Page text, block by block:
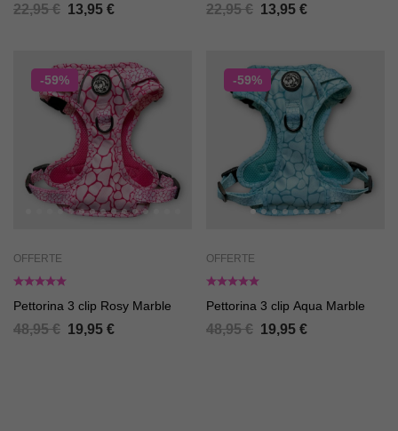
22,95€ 13,95 € 22,95€ 13,95 €
-59%
OFFERTE
Pettorina 3 clip Rosy Marble
48,95€ 19,95 €
-59%
OFFERTE
Pettorina 3 clip Aqua Marble
48,95€ 19,95 €